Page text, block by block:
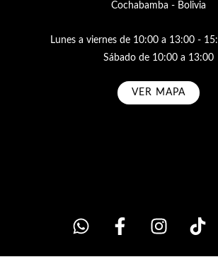
Cochabamba - Bolivia
Lunes a viernes de 10:00 a 13:00 -
Sábado de 10:00 a 13:00
VER MAPA